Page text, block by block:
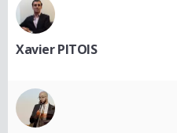
Xavier PITOIS